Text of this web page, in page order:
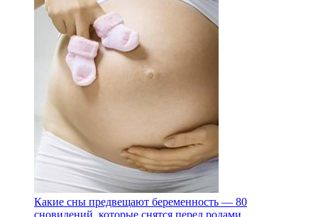
Какие сны предвещают беременность — 80